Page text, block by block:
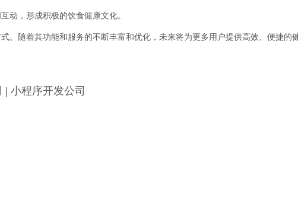
动，形成积极的饮食健康文化。
。随着其功能和服务的不断丰富和优化，未来将为更多用户提供高效、便捷的
| 小程序开发公司